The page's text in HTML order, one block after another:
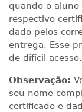
quando o
respectivo
dado pelos
entrega. Esse
de difícil acesso.
Observação:
seu nome
certificado e